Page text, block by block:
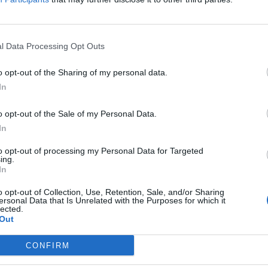
Data Processing Opt Outs
opt-out of the Sharing of my personal data.
opt-out of the Sale of my Personal Data.
opt-out of processing my Personal Data for Targeted
opt-out of Collection, Use, Retention, Sale, and/or Sharing
Data that Is Unrelated with the Purposes for which it
CONFIRM
архиви кои ги пренесува
летала и нивните екипажи.
како екстремно ниски, со висина од околу
потсетуваат на скафандери со кациги.
објекти кои се движат нечујно и
а во некои случаи се споменуваат дури
и мистични микроскопски сфери по
КОЕ ВРЕМЕ НАЈБРЗО СЕ
ПОМИНУВА „ЕВЗОНИ“? -
на тоа дека тие претставуваат повеќе
и несертифицирани дојави отколку научен